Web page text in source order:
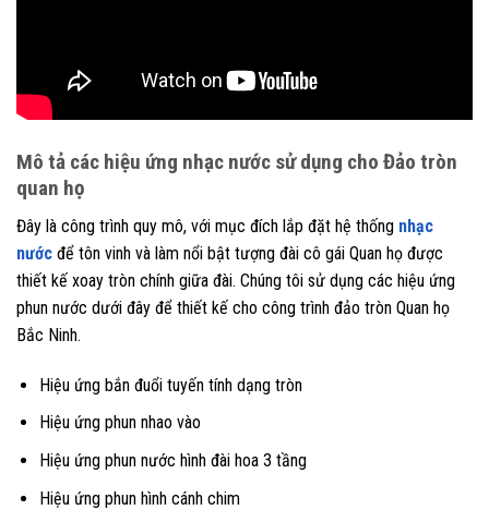
Mô tả các hiệu ứng nhạc nước sử dụng cho Đảo tròn
quan họ
Đây là công trình quy mô, với mục đích lắp đặt hệ thống nhạc
nước để tôn vinh và làm nổi bật tượng đài cô gái Quan họ được
thiết kế xoay tròn chính giữa đài. Chúng tôi sử dụng các hiệu ứng
phun nước dưới đây để thiết kế cho công trình đảo tròn Quan họ
Bắc Ninh.
Hiệu ứng bắn đuổi tuyến tính dạng tròn
Hiệu ứng phun nhao vào
Hiệu ứng phun nước hình đài hoa 3 tầng
Hiệu ứng phun hình cánh chim